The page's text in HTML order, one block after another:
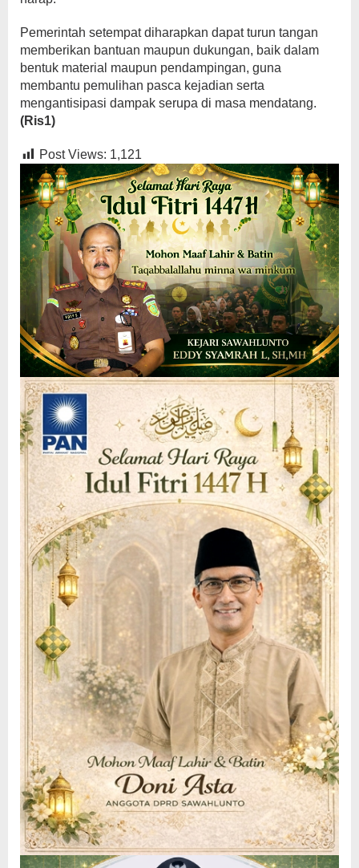
Pemerintah setempat diharapkan dapat turun tangan
memberikan bantuan maupun dukungan, baik dalam
bentuk material maupun pendampingan, guna
membantu pemulihan pasca kejadian serta
mengantisipasi dampak serupa di masa mendatang.
(Ris1)
Post Views: 1,121